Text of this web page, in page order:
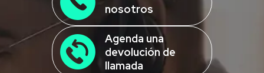
nosotros
Agenda una
devolución de
llamada